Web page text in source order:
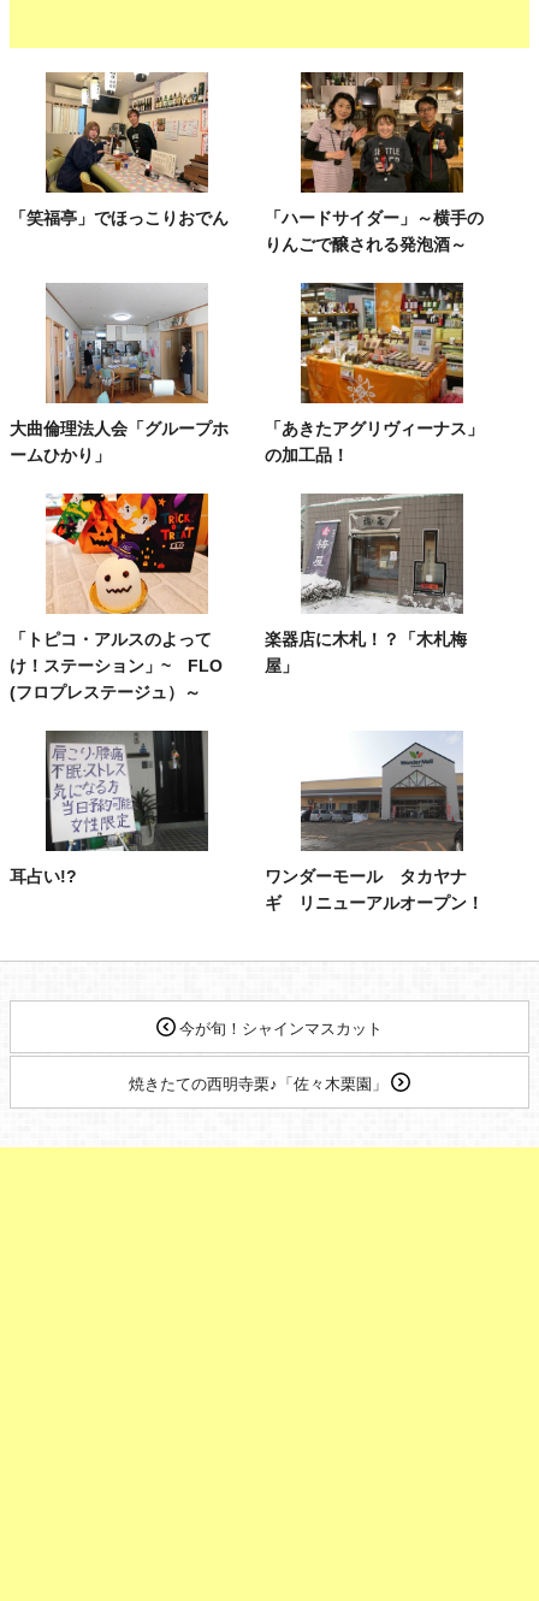
「笑福亭」でほっこりおでん
「ハードサイダー」～横手の
りんごで醸される発泡酒～
大曲倫理法人会「グループホ
ームひかり」
「あきたアグリヴィーナス」
の加工品！
「トピコ・アルスのよって
け！ステーション」~ FLO
(フロプレステージュ）～
楽器店に木札！？「木札梅
屋」
耳占い!?
ワンダーモール タカヤナ
ギ リニューアルオープン！
今が旬！シャインマスカット
焼きたての西明寺栗♪「佐々木栗園」